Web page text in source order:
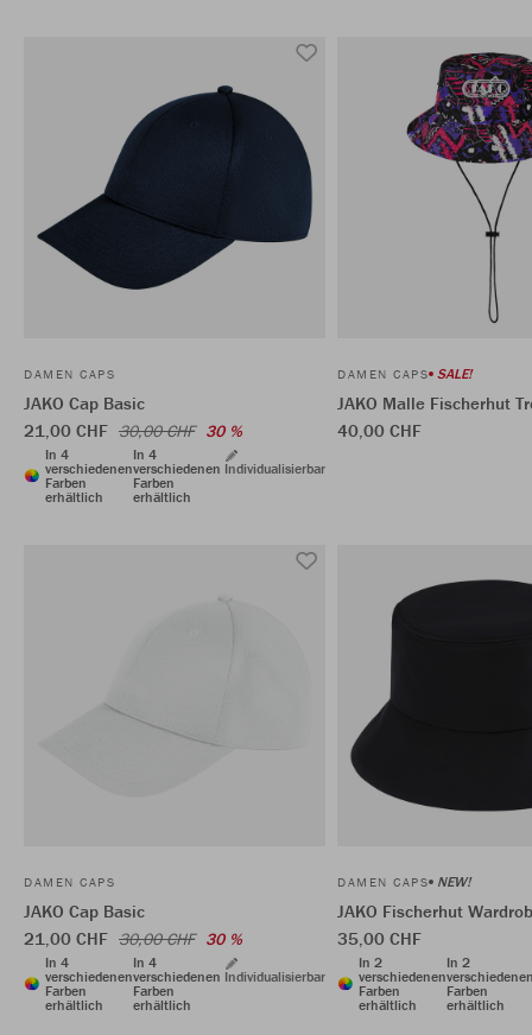
DAMEN CAPS
JAKO Cap Basic
21,00 CHF 30,00 CHF 30 %
In 4
verschiedenen
Farben
erhältlich
In 4
verschiedenen
Farben
erhältlich
Individualisierbar
DAMEN CAPS SALE!
JAKO Malle Fischerhut
40,00 CHF
DAMEN CAPS
JAKO Cap Basic
21,00 CHF 30,00 CHF 30 %
In 4
verschiedenen
Farben
erhältlich
In 4
verschiedenen
Farben
erhältlich
Individualisierbar
DAMEN CAPS NEW!
JAKO Fischerhut
35,00 CHF
In 2
verschiedenen
Farben
erhältlich
In 2
Farben
erhältlich